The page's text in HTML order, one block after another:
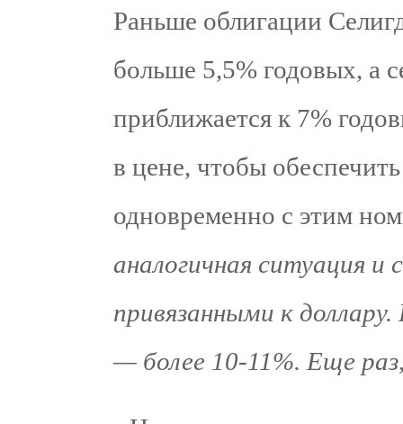
Раньше облигации
больше 5,5% годовых, а
приближается к 7%
в цене, чтобы
одновременно с этим
аналогичная ситуация
привязанными к
— более 10-11%. Еще